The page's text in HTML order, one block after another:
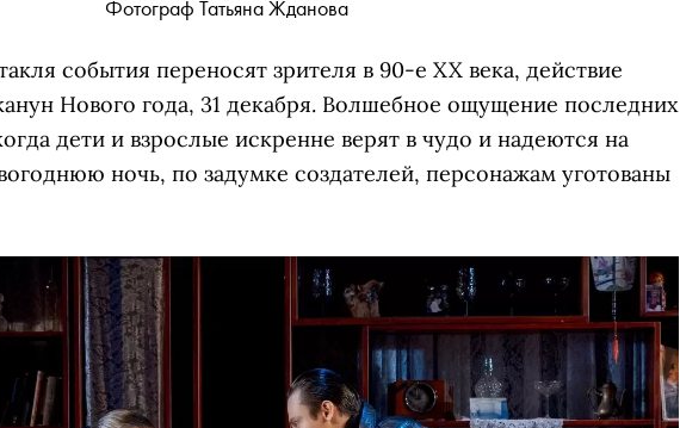
Фотограф Татьяна Жданова
события переносят зрителя в 90-е XX века, действие
Нового года, 31 декабря. Волшебное ощущение последних
дети и взрослые искренне верят в чудо и надеются на
ночь, по задумке создателей, персонажам уготованы